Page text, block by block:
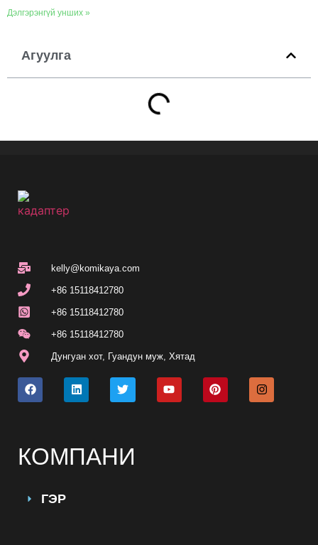
Дэлгэрэнгүй унших »
Агуулга
kelly@komikaya.com
+86 15118412780
+86 15118412780
+86 15118412780
Дунгуан хот, Гуандун муж, Хятад
КОМПАНИ
ГЭР